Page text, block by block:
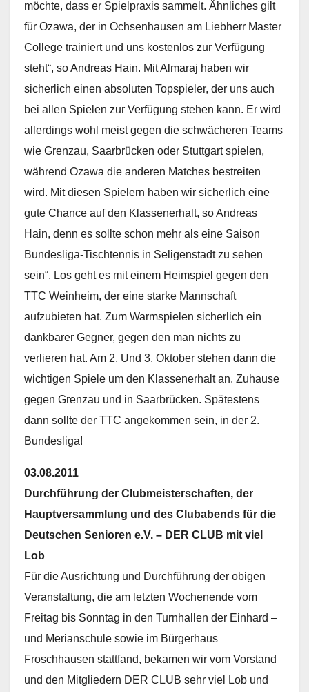
möchte, dass er Spielpraxis sammelt. Ähnliches gilt
für Ozawa, der in Ochsenhausen am Liebherr Master
College trainiert und uns kostenlos zur Verfügung
steht“, so Andreas Hain. Mit Almaraj haben wir
sicherlich einen absoluten Topspieler, der uns auch
bei allen Spielen zur Verfügung stehen kann. Er wird
allerdings wohl meist gegen die schwächeren Teams
wie Grenzau, Saarbrücken oder Stuttgart spielen,
während Ozawa die anderen Matches bestreiten
wird. Mit diesen Spielern haben wir sicherlich eine
gute Chance auf den Klassenerhalt, so Andreas
Hain, denn es sollte schon mehr als eine Saison
Bundesliga-Tischtennis in Seligenstadt zu sehen
sein“. Los geht es mit einem Heimspiel gegen den
TTC Weinheim, der eine starke Mannschaft
aufzubieten hat. Zum Warmspielen sicherlich ein
dankbarer Gegner, gegen den man nichts zu
verlieren hat. Am 2. Und 3. Oktober stehen dann die
wichtigen Spiele um den Klassenerhalt an. Zuhause
gegen Grenzau und in Saarbrücken. Spätestens
dann sollte der TTC angekommen sein, in der 2.
Bundesliga!
03.08.2011
Durchführung der Clubmeisterschaften, der
Hauptversammlung und des Clubabends für die
Deutschen Senioren e.V. – DER CLUB mit viel
Lob
Für die Ausrichtung und Durchführung der obigen
Veranstaltung, die am letzten Wochenende vom
Freitag bis Sonntag in den Turnhallen der Einhard –
und Merianschule sowie im Bürgerhaus
Froschhausen stattfand, bekamen wir vom Vorstand
und den Mitgliedern DER CLUB sehr viel Lob und